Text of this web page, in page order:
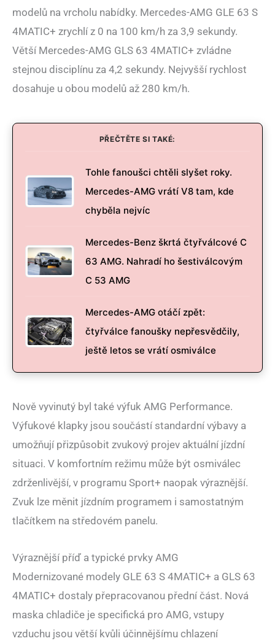
modelů na vrcholu nabídky. Mercedes-AMG GLE 63 S
4MATIC+ zrychlí z 0 na 100 km/h za 3,9 sekundy.
Větší Mercedes-AMG GLS 63 4MATIC+ zvládne
stejnou disciplínu za 4,2 sekundy. Nejvyšší rychlost
dosahuje u obou modelů až 280 km/h.
PŘEČTĚTE SI TAKÉ:
Tohle fanoušci chtěli slyšet roky.
Mercedes-AMG vrátí V8 tam, kde
chyběla nejvíc
Mercedes-Benz škrtá čtyřválcové C
63 AMG. Nahradí ho šestiválcovým
C 53 AMG
Mercedes-AMG otáčí zpět:
čtyřválce fanoušky nepřesvědčily,
ještě letos se vrátí osmiválce
Nově vyvinutý byl také výfuk AMG Performance.
Výfukové klapky jsou součástí standardní výbavy a
umožňují přizpůsobit zvukový projev aktuální jízdní
situaci. V komfortním režimu může být osmiválec
zdrženlivější, v programu Sport+ naopak výraznější.
Zvuk lze měnit jízdním programem i samostatným
tlačítkem na středovém panelu.
Výraznější příď a typické prvky AMG
Modernizované modely GLE 63 S 4MATIC+ a GLS 63
4MATIC+ dostaly přepracovanou přední část. Nová
maska chladiče je specifická pro AMG, vstupy
vzduchu jsou větší kvůli účinnějšímu chlazení